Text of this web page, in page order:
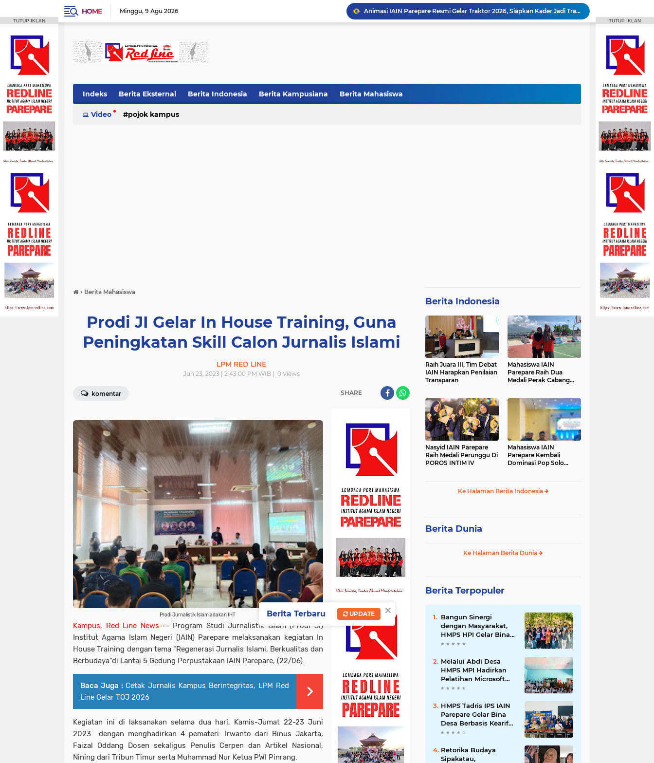
HOME Minggu 9 Agu 2026
Animasi IAIN Parepare Resmi Gelar Traktor 2026, Siapkan Kader Jadi Trainer
CCNC Batch VI Resmi Digelar Hadirkan Lomba Debat dan Desain Poster
Roswati Pimpin Prodi HPI, Siap Lanjutkan Pengembangan Menuju Internasionalisasi
Indeks Berita Eksternal Berita Indonesia Berita Kampusiana Berita Mahasiswa
Video pojok kampus
› Berita Mahasiswa
Prodi JI Gelar In House Training, Guna
Peningkatan Skill Calon Jurnalis Islami
LPM RED LINE
Jun 23, 2023 | 2:43:00 PM WIB | 0Views
komentar SHARE
Prodi Jurnalistik Islam adakan IHT
Kampus, Red Line News---Program Studi Jurnalistik Islam (Prodi JI)
Institut Agama Islam Negeri (IAIN) Parepare melaksanakan kegiatan In
House Training dengan tema "Regenerasi Jurnalis Islami, Berkualitas dan
Berbudaya"di Lantai 5 Gedung Perpustakaan IAIN Parepare, (22/06).
Baca Juga : Cetak Jurnalis Kampus Berintegritas, LPM Red
Line Gelar TOJ 2026
Kegiatan ini di laksanakan selama dua hari, Kamis-Jumat 22-23 Juni
2023 dengan menghadirkan 4 pemateri. Irwanto dari Binus Jakarta,
Faizal Oddang Dosen sekaligus Penulis Cerpen dan Artikel Nasional,
Nining dari Tribun Timur serta Muhammad Nur Ketua PWI Pinrang.
Berita Indonesia
Raih Juara III, Tim Debat
IAIN Harapkan Penilaian
Transparan
Mahasiswa IAIN
Parepare Raih Dua
Medali Perak Cabang
Nasyid IAIN Parepare
Raih Medali Perunggu Di
POROS INTIM IV
Mahasiswa IAIN
Parepare Kembali
Dominasi Pop Solo
Ke Halaman Berita Indonesia
Berita Dunia
Ke Halaman Berita Dunia
Berita Terpopuler
Bangun Sinergi
dengan Masyarakat,
HMPS HPI Gelar Bina
Desa di Pulau Battoa
Melalui Abdi Desa
HMPS MPI Hadirkan
Pelatihan Microsoft
Office
HMPS Tadris IPS IAIN
Parepare Gelar Bina
Desa Berbasis Kearifan
Lokal
Retorika Budaya
Sipakatau,
TUTUP IKLAN TUTUP IKLAN
×
Berita Terbaru UPDATE